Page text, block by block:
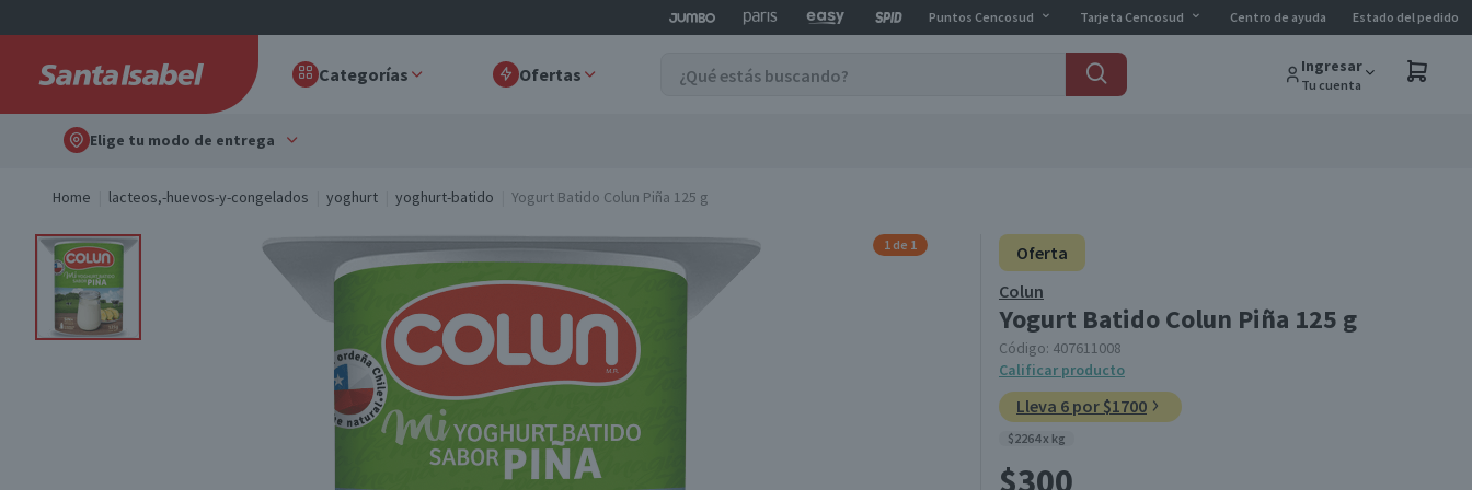
Puntos Cencosud Tarjeta Cencosud Centro de ayuda Estado del pedido
Categorías Ofertas Ingresar
Tu cuenta
Elige tu modo de entrega
Home lacteos,-huevos-y-congelados yoghurt yoghurt-batido Yogurt Batido Colun Piña 125 g
Oferta
Colun
Yogurt Batido Colun Piña 125 g
Código: 407611008
Calificar producto
Lleva 6 por $1700
$2264 x kg
$300
1 de 1